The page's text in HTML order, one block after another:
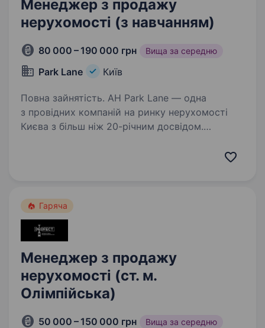
Менеджер з продажу
нерухомості (з навчанням)
80 000 – 190 000 грн Вища за середню
Park Lane Київ
Повна зайнятість. АН Park Lane — одна
з провідних компаній на ринку нерухомості
Києва з більш ніж 20-річним досвідом.
у сфері нерухомості та маємо 3 сучасні офіси
Гаряча
Менеджер з продажу
нерухомості (ст. м.
Олімпійська)
50 000 – 150 000 грн Вища за середню